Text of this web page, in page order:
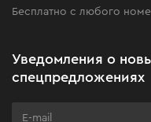
Бесплатно с любого
Уведомления о
спецпредложениях